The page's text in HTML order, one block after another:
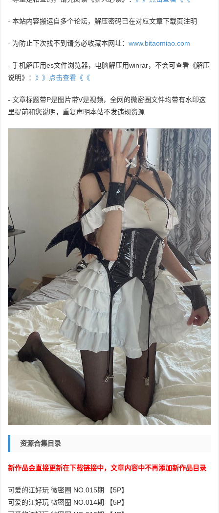
- 本站内容搬运自多个论坛，解压密码已在对应文章下载页注明
- 为防止下次找不到请务必收藏本网址： www.bitaomiao.com
- 手机解压用es文件浏览器，电脑解压用winrar，不会可查看《解压
说明》： 》》点击查看《《
- 文章标题带P是图片带V是视频，全网的微密圈文件均带有水印这
里提前和您说明，重复声明本站不发违规资源
资源合集目录
新作品会直接更新在下载链接中，文章内容中不再添加新作品目录
可爱的江好玩 微密圈 NO.015期 【5P】
可爱的江好玩 微密圈 NO.014期 【5P】